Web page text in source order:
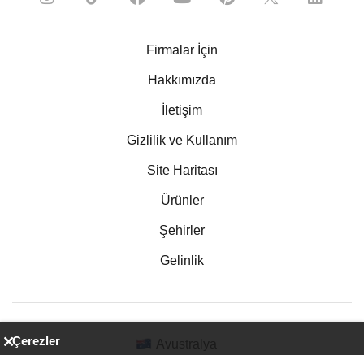
Firmalar İçin
Hakkımızda
İletişim
Gizlilik ve Kullanım
Site Haritası
Ürünler
Şehirler
Gelinlik
Çerezler